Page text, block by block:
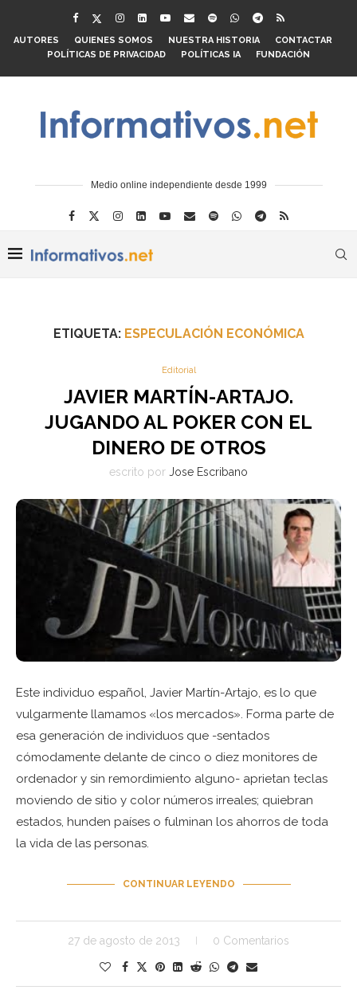
AUTORES QUIENES SOMOS NUESTRA HISTORIA
CONTACTAR
POLÍTICAS DE PRIVACIDAD
POLÍTICAS IA FUNDACIÓN
Medio online independiente desde 1999
ETIQUETA: ESPECULACIÓN ECONÓMICA
Editorial
JAVIER MARTÍN-ARTAJO.
JUGANDO AL POKER CON EL
DINERO DE OTROS
escrito por Jose Escribano
Este individuo español, Javier Martín-Artajo, es lo que
vulgarmente llamamos «los mercados». Forma parte de
esa generación de individuos que -sentados
cómodamente delante de cinco o diez monitores de
ordenador y sin remordimiento alguno- aprietan teclas
moviendo de sitio y color números irreales; quiebran
estados, hunden países o fulminan los ahorros de toda
la vida de las personas.
CONTINUAR LEYENDO
27 de agosto de 2013 0 Comentarios